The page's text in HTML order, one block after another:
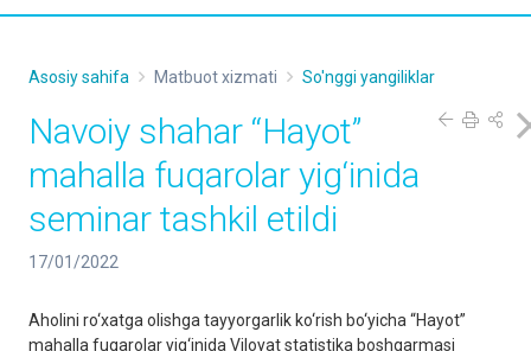
Asosiy sahifa Matbuot xizmati So'nggi yangiliklar
Navoiy shahar “Hayot”
mahalla fuqarolar yig‘inida
seminar tashkil etildi
17/01/2022
Aholini ro‘xatga olishga tayyorgarlik ko‘rish bo‘yicha “Hayot”
mahalla fuqarolar yig‘inida Viloyat statistika boshqarmasi